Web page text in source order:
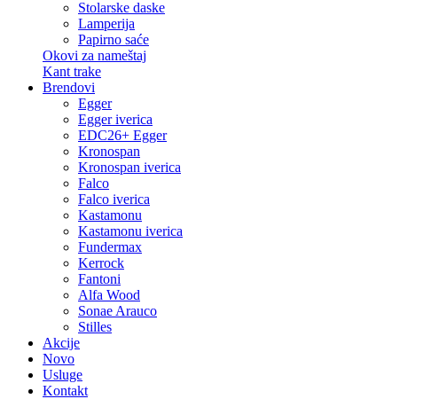
Stolarske daske
Lamperija
Papirno saće
Okovi za nameštaj
Kant trake
Brendovi
Egger
Egger iverica
EDC26+ Egger
Kronospan
Kronospan iverica
Falco
Falco iverica
Kastamonu
Kastamonu iverica
Fundermax
Kerrock
Fantoni
Alfa Wood
Sonae Arauco
Stilles
Akcije
Novo
Usluge
Kontakt